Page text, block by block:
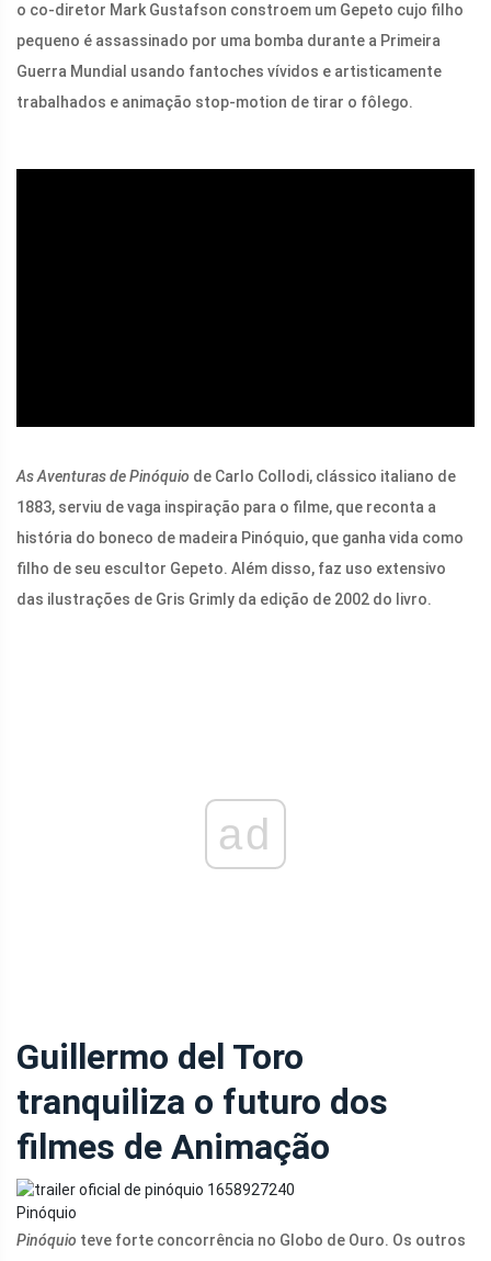
o co-diretor Mark Gustafson constroem um Gepeto cujo filho
pequeno é assassinado por uma bomba durante a Primeira
Guerra Mundial usando fantoches vívidos e artisticamente
trabalhados e animação stop-motion de tirar o fôlego.
As Aventuras de Pinóquio de Carlo Collodi, clássico italiano de
1883, serviu de vaga inspiração para o filme, que reconta a
história do boneco de madeira Pinóquio, que ganha vida como
filho de seu escultor Gepeto. Além disso, faz uso extensivo
das ilustrações de Gris Grimly da edição de 2002 do livro.
ad
Guillermo del Toro
tranquiliza o futuro dos
filmes de Animação
Pinóquio
Pinóquio teve forte concorrência no Globo de Ouro. Os outros